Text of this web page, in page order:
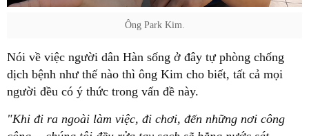
Ông Park Kim.
Nói về việc người dân Hàn sống ở đây tự phòng chống
dịch bệnh như thế nào thì ông Kim cho biết, tất cả mọi
người đều có ý thức trong vấn đề này.
"Khi đi ra ngoài làm việc, đi chơi, đến những nơi công